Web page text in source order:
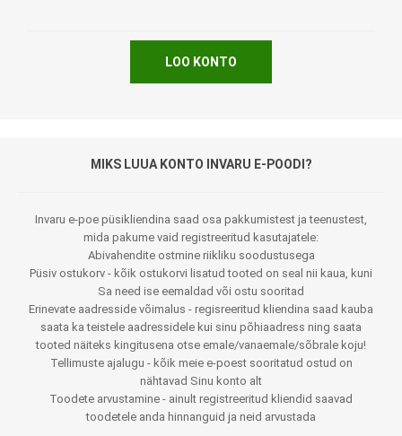
LOO KONTO
MIKS LUUA KONTO INVARU E-POODI?
Invaru e-poe püsikliendina saad osa pakkumistest ja teenustest,
mida pakume vaid registreeritud kasutajatele:
Abivahendite ostmine riikliku soodustusega
Püsiv ostukorv - kõik ostukorvi lisatud tooted on seal nii kaua, kuni
Sa need ise eemaldad või ostu sooritad
Erinevate aadresside võimalus - regisreeritud kliendina saad kauba
saata ka teistele aadressidele kui sinu põhiaadress ning saata
tooted näiteks kingitusena otse emale/vanaemale/sõbrale koju!
Tellimuste ajalugu - kõik meie e-poest sooritatud ostud on
nähtavad Sinu konto alt
Toodete arvustamine - ainult registreeritud kliendid saavad
toodetele anda hinnanguid ja neid arvustada